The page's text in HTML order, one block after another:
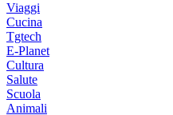
Viaggi
Cucina
Tgtech
E-Planet
Cultura
Salute
Scuola
Animali